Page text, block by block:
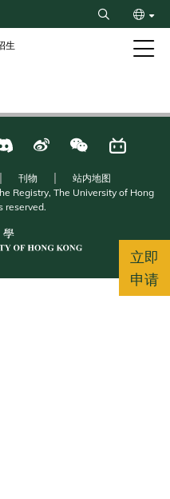
Search
生
立即
申请
刊物
站内地图
Registry, The University of Hong
reserved.